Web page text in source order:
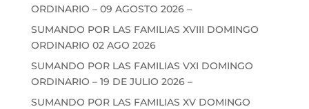
ORDINARIO – 09 AGOSTO 2026 –
SUMANDO POR LAS FAMILIAS XVIII DOMINGO
ORDINARIO 02 AGO 2026
SUMANDO POR LAS FAMILIAS VXI DOMINGO
ORDINARIO – 19 DE JULIO 2026 –
SUMANDO POR LAS FAMILIAS XV DOMINGO